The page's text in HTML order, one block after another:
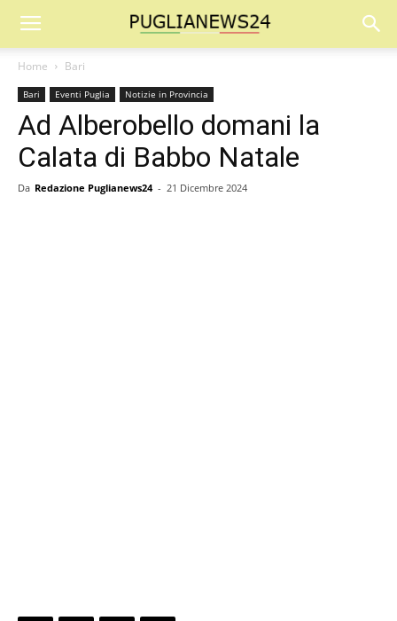
Home Bari
Bari Eventi Puglia Notizie in Provincia
Ad Alberobello domani la
Calata di Babbo Natale
Da Redazione Puglianews24 - 21 Dicembre 2024